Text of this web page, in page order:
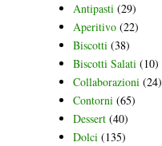
Antipasti (29)
Aperitivo (22)
Biscotti (38)
Biscotti Salati (10)
Collaborazioni (24)
Contorni (65)
Dessert (40)
Dolci (135)